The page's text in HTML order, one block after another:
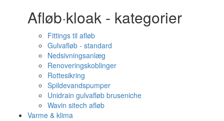
Afløb·kloak - kategorier
Fittings til afløb
Gulvafløb - standard
Nedsivningsanlæg
Renoveringskoblinger
Rottesikring
Spildevandspumper
Unidrain gulvafløb bruseniche
Wavin sitech afløb
Varme & klima